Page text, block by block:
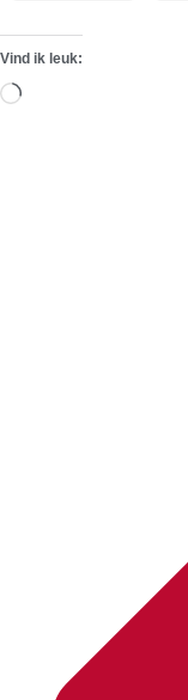
Vind ik leuk:
Aan